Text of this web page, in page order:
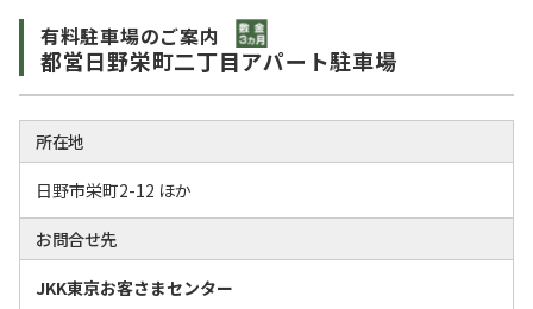
有料駐⾞場のご案内 敷金3か月
都営日野栄町二丁目アパート駐車場
所在地
日野市栄町2-12 ほか
お問合せ先
JKK東京お客さまセンター